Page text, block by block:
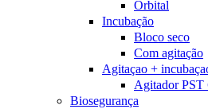
Orbital
Incubação
Bloco seco
Com agitação
Agitaçao +
Agitador PST
Biosegurança